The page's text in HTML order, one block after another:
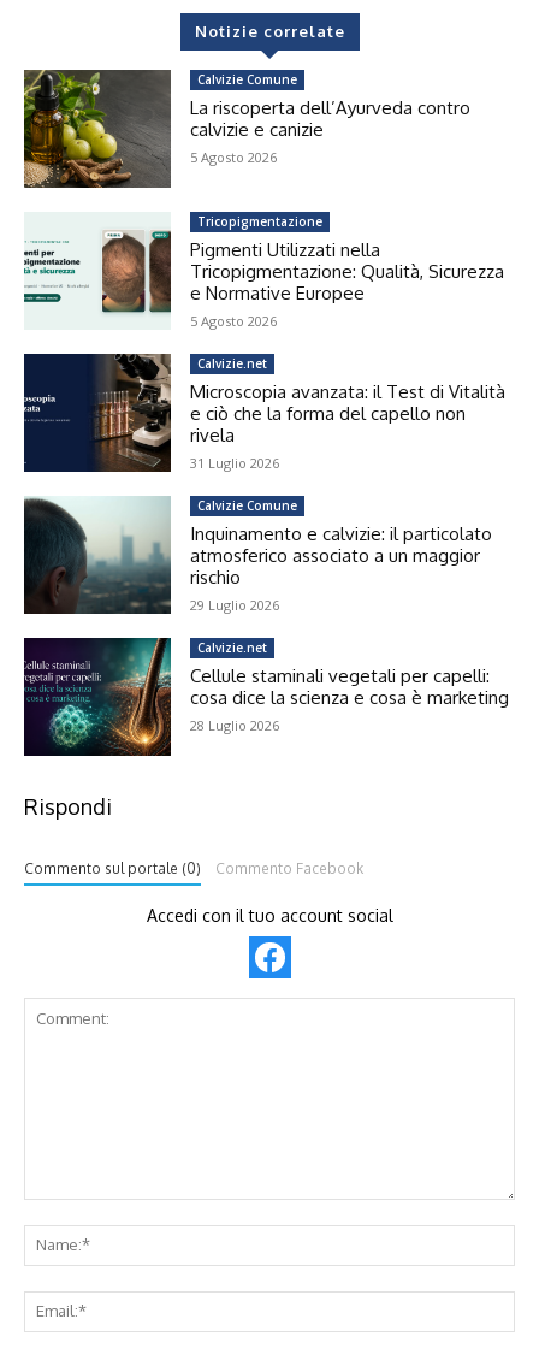
Notizie correlate
Calvizie Comune
La riscoperta dell’Ayurveda contro
calvizie e canizie
5 Agosto 2026
Tricopigmentazione
Pigmenti Utilizzati nella
Tricopigmentazione: Qualità, Sicurezza
e Normative Europee
5 Agosto 2026
Calvizie.net
Microscopia avanzata: il Test di Vitalità
e ciò che la forma del capello non
rivela
31 Luglio 2026
Calvizie Comune
Inquinamento e calvizie: il particolato
atmosferico associato a un maggior
rischio
29 Luglio 2026
Calvizie.net
Cellule staminali vegetali per capelli:
cosa dice la scienza e cosa è marketing
28 Luglio 2026
Rispondi
Commento sul portale (0) Commento Facebook
Accedi con il tuo account social